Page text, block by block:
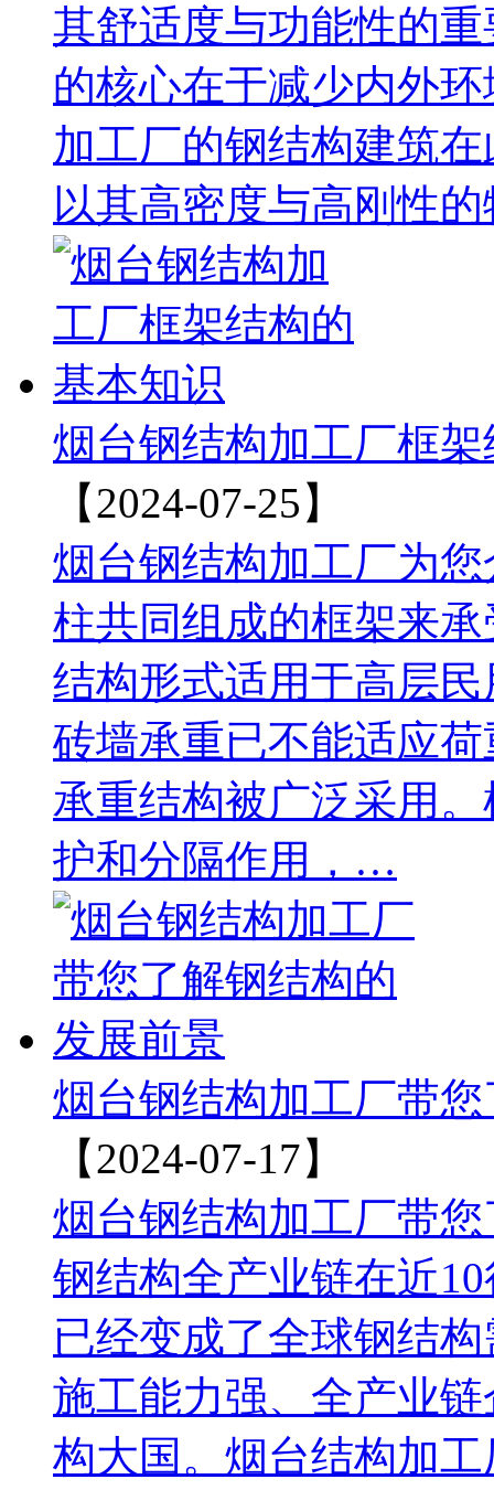
其舒适度与功能性的
的核心在于减少内外
加工厂的钢结构建筑
以其高密度与高刚性
烟台钢结构加工厂框
【2024-07-25】
烟台钢结构加工厂为
柱共同组成的框架来
结构形式适用于高层
砖墙承重已不能适应
承重结构被广泛采用
护和分隔作用，…
烟台钢结构加工厂带
【2024-07-17】
烟台钢结构加工厂带
钢结构全产业链在近
已经变成了全球钢结
施工能力强、全产业
构大国。烟台结构加